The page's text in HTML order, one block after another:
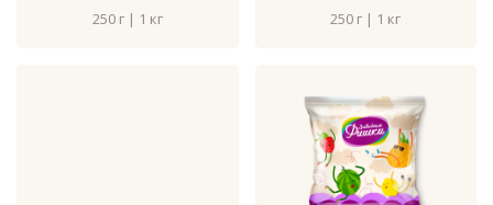
250 г | 1 кг 250 г | 1 кг